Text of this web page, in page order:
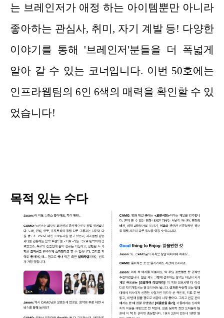
는 브레인저가 애정 하는 아이템뿐만 아니라
좋아하는 관심사, 취미, 자기 계발 등! 다양한
이야기를 통해 '브레인저'분들을 더 폭넓게
알아 갈 수 있는 코너입니다. 이번 50호에는
인프라웹팀의 6인 6색의 매력을 확인할 수 있
었습니다!
목적 있는 수다